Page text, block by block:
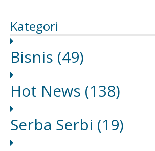
Kategori
Bisnis (49)
Hot News (138)
Serba Serbi (19)